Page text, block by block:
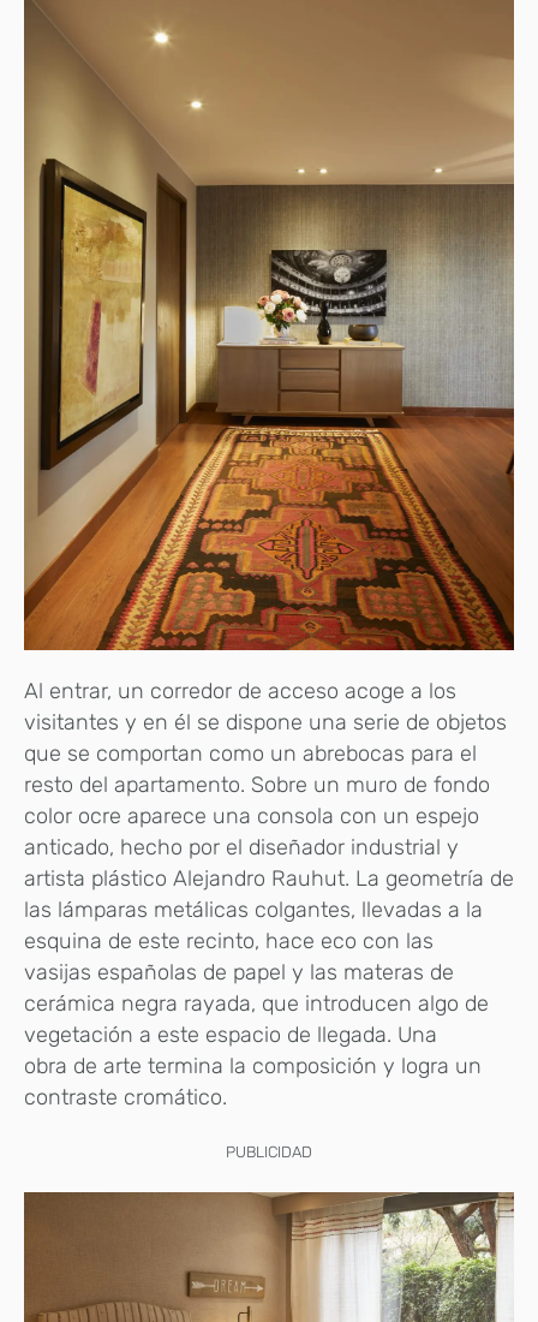
Al entrar, un corredor de acceso acoge a los
visitantes y en él se dispone una serie de objetos
que se comportan como un abrebocas para el
resto del apartamento. Sobre un muro de fondo
color ocre aparece una consola con un espejo
anticado, hecho por el diseñador industrial y
artista plástico Alejandro Rauhut. La geometría de
las lámparas metálicas colgantes, llevadas a la
esquina de este recinto, hace eco con las
vasijas españolas de papel y las materas de
cerámica negra rayada, que introducen algo de
vegetación a este espacio de llegada. Una
obra de arte termina la composición y logra un
contraste cromático.
PUBLICIDAD